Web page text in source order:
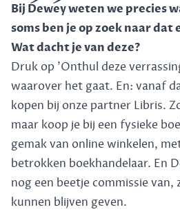
Bij Dewey weten we precies
soms ben je op zoek naar dat
Wat dacht je van deze?
Druk op 'Onthul deze
waarover het gaat. En: vanaf
kopen bij onze partner Libris.
maar koop je bij een fysieke
gemak van online winkelen,
betrokken boekhandelaar. En
nog een beetje commissie
kunnen blijven geven.